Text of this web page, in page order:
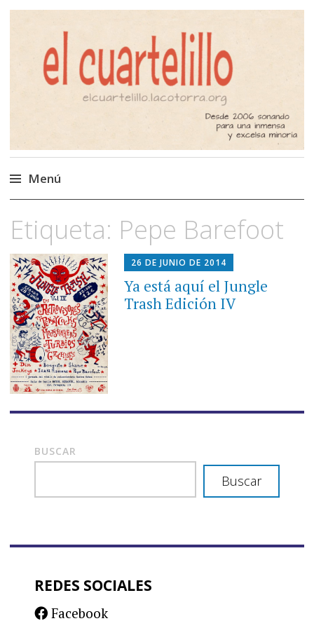
El Cuartelillo
Programa de radio de música
independiente. Podcast
Menú
al
contenido
Etiqueta: Pepe Barefoot
26 DE JUNIO DE 2014
Ya está aquí el Jungle
Trash Edición IV
BUSCAR
Buscar
REDES SOCIALES
Facebook